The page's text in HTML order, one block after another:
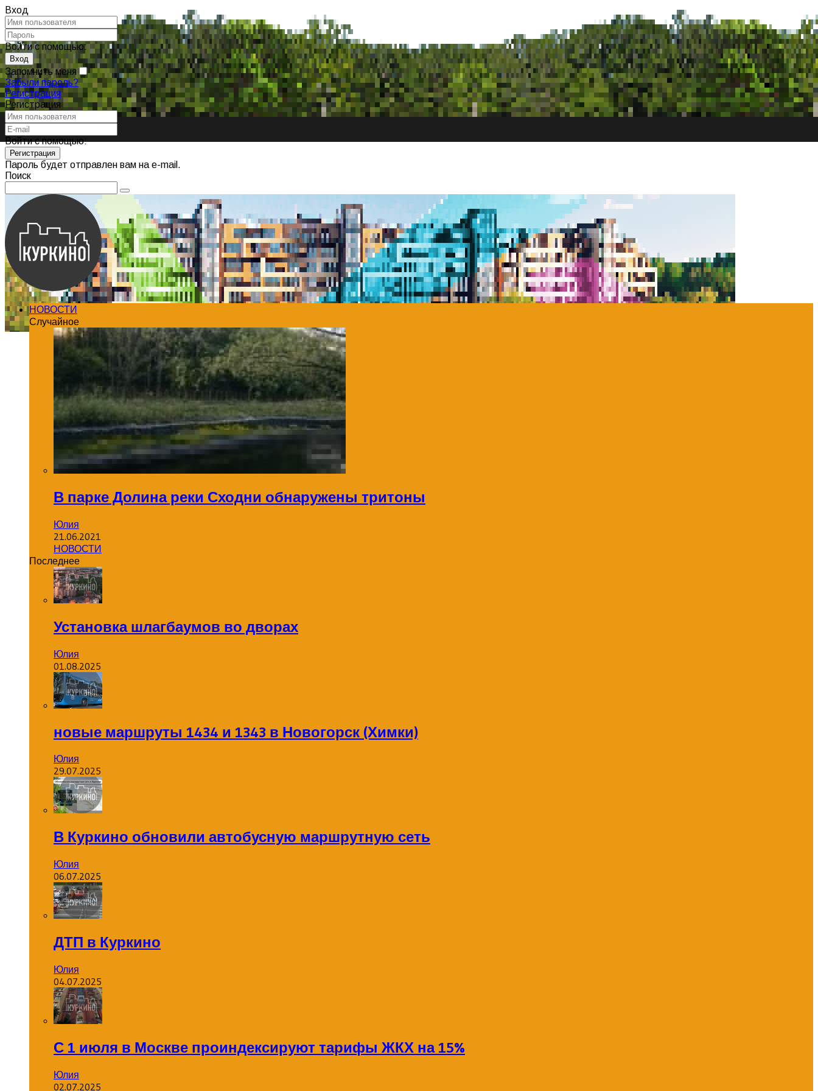
Вход
Войти с помощью:
Запомнить меня
Забыли пароль?
Регистрация
Регистрация
Войти с помощью:
Пароль будет отправлен вам на e-mail.
Поиск
НОВОСТИ
Случайное
В парке Долина реки Сходни обнаружены тритоны
Юлия
21.06.2021
НОВОСТИ
Последнее
Установка шлагбаумов во дворах
Юлия
01.08.2025
новые маршруты 1434 и 1343 в Новогорск (Химки)
Юлия
29.07.2025
В Куркино обновили автобусную маршрутную сеть
Юлия
06.07.2025
ДТП в Куркино
Юлия
04.07.2025
С 1 июля в Москве проиндексируют тарифы ЖКХ на 15%
Юлия
02.07.2025